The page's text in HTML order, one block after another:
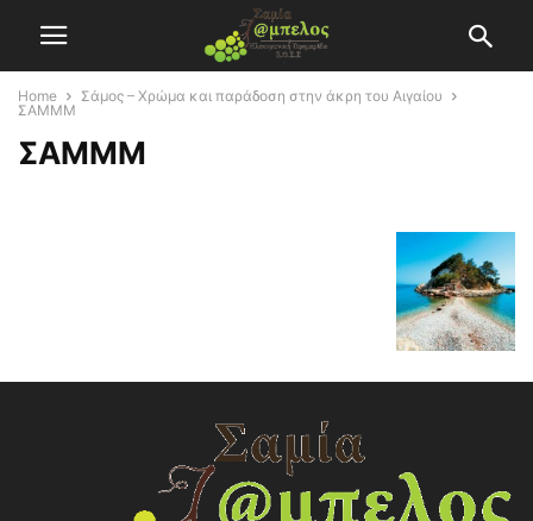
Home
Σάμος – Χρώμα και παράδοση στην άκρη του Αιγαίου
ΣΑΜΜΜ
ΣΑΜΜΜ